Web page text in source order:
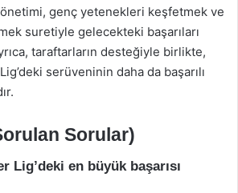
genç yetenekleri keşfetmek ve
suretiyle gelecekteki başarıları
taraftarların desteğiyle birlikte,
serüveninin daha da başarılı
Sorular)
Lig’deki en büyük başarısı